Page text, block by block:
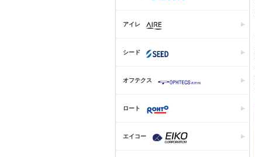
アイレ
シード
オフテクス
ロート
エイコー